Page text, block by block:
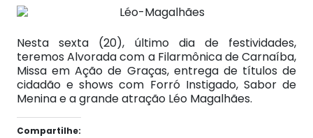
Nesta sexta (20), último dia de festividades,
teremos Alvorada com a Filarmônica de Carnaíba,
Missa em Ação de Graças, entrega de títulos de
cidadão e shows com Forró Instigado, Sabor de
Menina e a grande atração Léo Magalhães.
Compartilhe: